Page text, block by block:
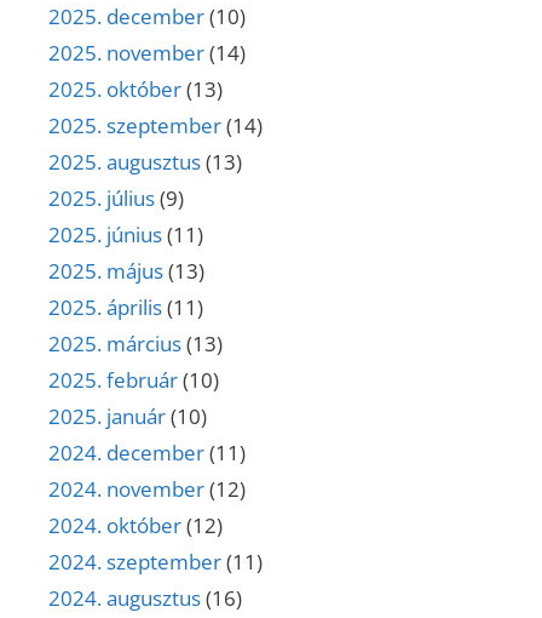
2025. december(10)
2025. november(14)
2025. október(13)
2025. szeptember(14)
2025. augusztus(13)
2025. július(9)
2025. június(11)
2025. május(13)
2025. április(11)
2025. március(13)
2025. február(10)
2025. január(10)
2024. december(11)
2024. november(12)
2024. október(12)
2024. szeptember(11)
2024. augusztus(16)